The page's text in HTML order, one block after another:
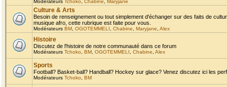
Modérateurs Tchoko Chabine Maryjane
Culture & Arts
Besoin de renseignement ou tout simplement d'échanger sur des faits de
musique afro, cette rubrique est faite pour vous.
Modérateurs BM OGOTEMMELI Chabine Maryjane Alex
Histoire
Discutez de l'histoire de notre communauté dans ce forum
Modérateurs Tchoko BM OGOTEMMELI Chabine Alex
Sports
Football? Basket-ball? Handball? Hockey sur glace? Venez discutez ici les
Modérateurs Tchoko BM